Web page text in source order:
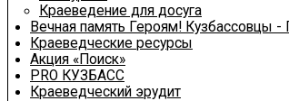
Краеведение для досуга
Вечная память Героям! Кузбассовцы -
Краеведческие ресурсы
Акция «Поиск»
PRO КУЗБАСС
Краеведческий эрудит